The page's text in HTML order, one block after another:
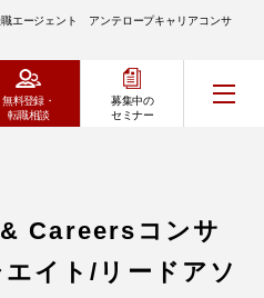
エージェント アンテロープキャリアコンサ
無料登録・
転職相談
募集中の
セミナー
Careersコンサ
イト/リードアソ